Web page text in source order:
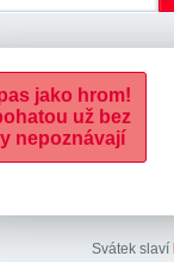
Svátek slaví